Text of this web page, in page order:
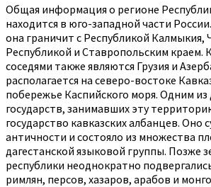
к
чему
пришли
Общая информация о регионе
находится в юго-западной части
она граничит с Республикой Калмыкия,
Республикой и Ставропольским краем.
соседями также являются Грузия и
располагается на северо-востоке
побережье Каспийского моря. Одним
государств, занимавших эту
государство кавказских албанцев. Оно
античности и состояло из множества
дагестанской языковой группы. Позже
республики неоднократно
римлян, персов, хазаров, арабов и